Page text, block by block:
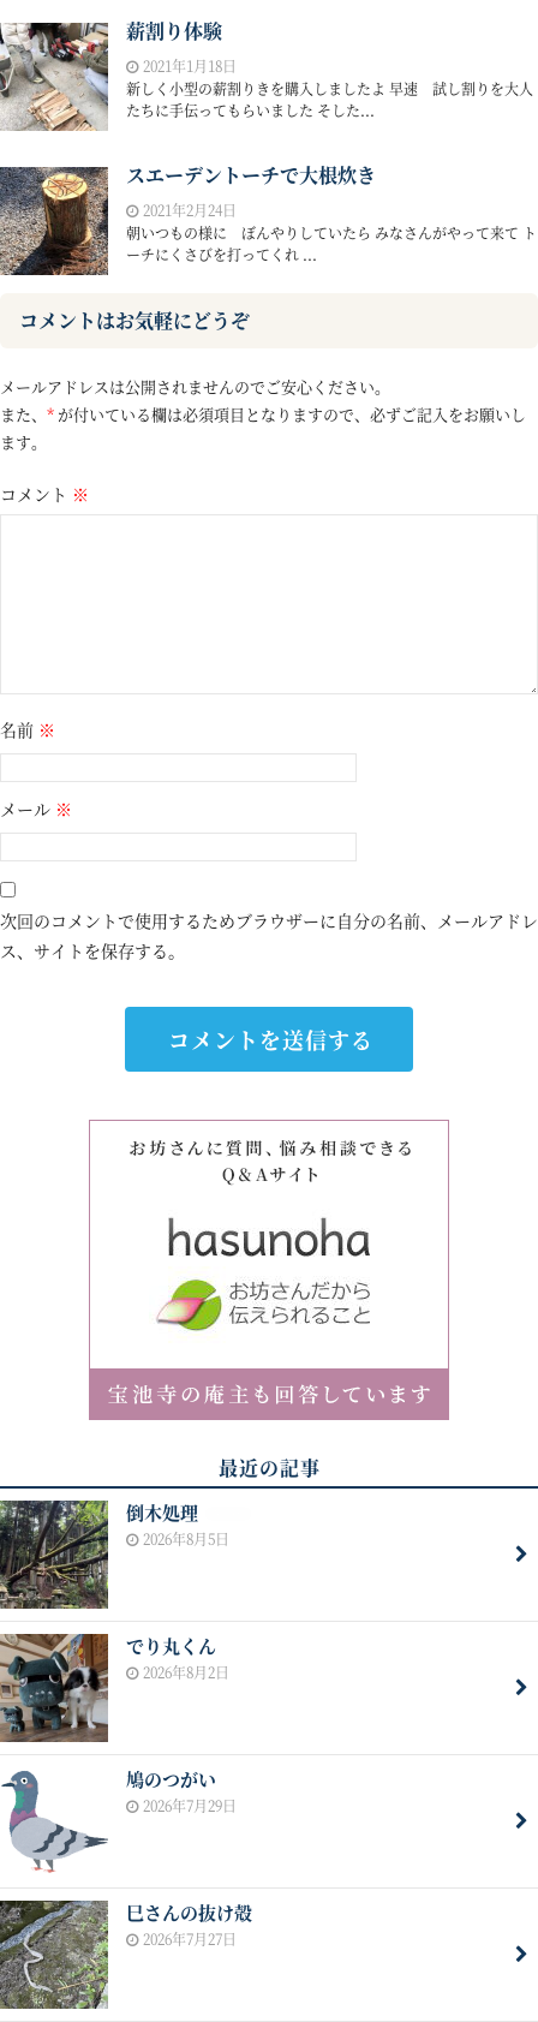
薪割り体験
2021年1月18日
新しく小型の薪割りきを購入しましたよ 早速 試し割りを大人
たちに手伝ってもらいました そした...
スエーデントーチで大根炊き
2021年2月24日
朝いつもの様に ぼんやりしていたら みなさんがやって来て ト
ーチにくさびを打ってくれ ...
コメントはお気軽にどうぞ
メールアドレスは公開されませんのでご安心ください。
また、 * が付いている欄は必須項目となりますので、必ずご記入をお願いし
ます。
コメント ※
名前 ※
メール ※
次回のコメントで使用するためブラウザーに自分の名前、メールアドレ
ス、サイトを保存する。
最近の記事
倒木処理
2026年8月5日
でり丸くん
2026年8月2日
鳩のつがい
2026年7月29日
巳さんの抜け殻
2026年7月27日